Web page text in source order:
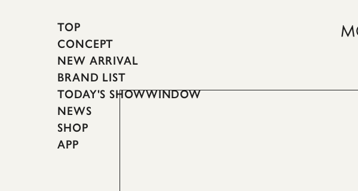
TOP
CONCEPT
NEW ARRIVAL
BRAND LIST
TODAY'S SHOWWINDOW
NEWS
SHOP
APP